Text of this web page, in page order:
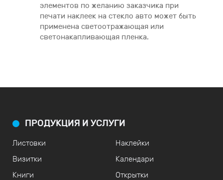
элементов по желанию заказчика при
печати наклеек на стекло авто может быть
применена светоотражающая или
светонакапливающая пленка.
ПРОДУКЦИЯ И УСЛУГИ
Листовки
Визитки
Книги
Наклейки
Календари
Открытки